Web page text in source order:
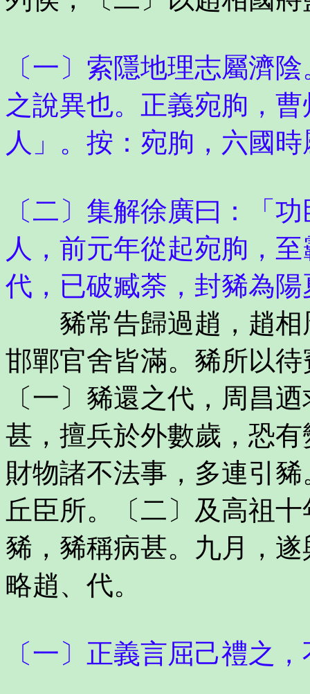
〔一〕索隱地理志屬濟
之說異也。正義宛朐，
人」。按：宛朐，六國
〔二〕集解徐廣曰：「
人，前元年從起宛朐，
代，已破臧荼，封豨為
豨常告歸過趙，趙相
邯鄲官舍皆滿。豨所以
〔一〕豨還之代，周昌
甚，擅兵於外數歲，恐
財物諸不法事，多連引
丘臣所。〔二〕及高祖
豨，豨稱病甚。九月，
略趙、代。
〔一〕正義言屈己禮之